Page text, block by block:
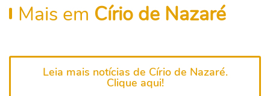
Mais em Círio de Nazaré
Leia mais notícias de Círio de Nazaré.
Clique aqui!